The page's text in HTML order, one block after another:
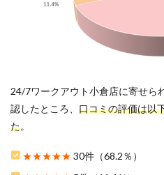
管理
ミ評
判
ワー
24/7ワークアウト小倉店に寄せら
認したところ、 口コミの評価は以
た。
★★★★★ 30件（68.2％）